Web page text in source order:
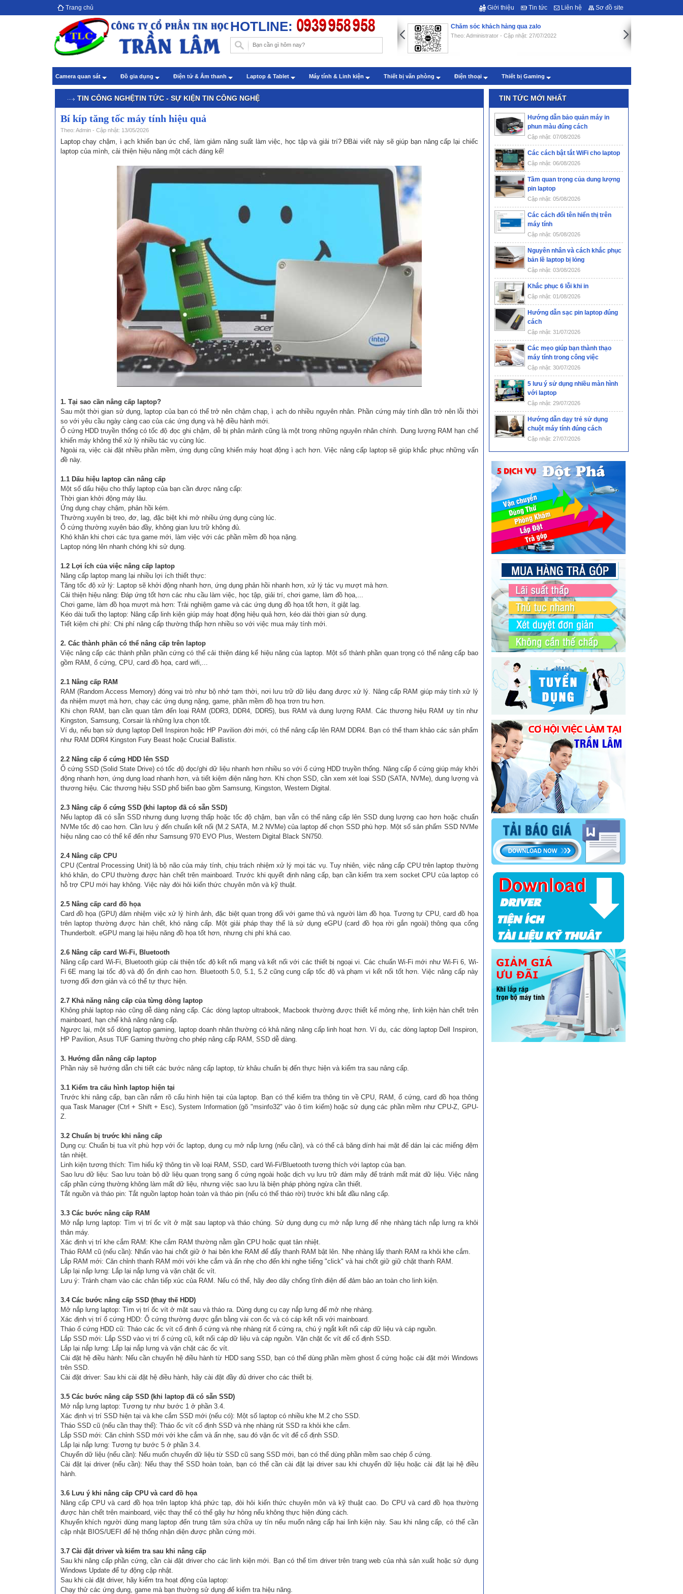
Trang chủ Giới thiệu Tin tức Liên hệ Sơ đồ site
HOTLINE:
Hướng dẫn chèn hình nền trong Word với những thao tác đơn
giản
Theo: Administrator - Cập nhật: 22/07/2019
Chăm sóc khách hàng qua zalo
Theo: Administrator - Cập nhật: 27/07/2022
Chăm sóc khách hàng qua zalo
Theo: Administrator - Cập nhật: 27/07/2022
Camera quan sát Đồ gia dụng Điện tử & Âm thanh Laptop & Tablet Máy tính & Linh kiện Thiết bị văn phòng Điện thoại Thiết bị Gaming
TIN CÔNG NGHỆTIN TỨC - SỰ KIỆN TIN CÔNG NGHỆ
Bí kíp tăng tốc máy tính hiệu quả
Theo: Admin - Cập nhật: 13/05/2026
Laptop chạy chậm, ì ạch khiến bạn ức chế, làm giảm năng suất làm việc, học tập và giải trí? ĐBài viết này sẽ giúp bạn nâng cấp lại chiếc
laptop của mình, cải thiện hiệu năng một cách đáng kể!
1. Tại sao cần nâng cấp laptop?
Sau một thời gian sử dụng, laptop của bạn có thể trở nên chậm chạp, ì ạch do nhiều nguyên nhân. Phần cứng máy tính dần trở nên lỗi thời
so với yêu cầu ngày càng cao của các ứng dụng và hệ điều hành mới.
Ổ cứng HDD truyền thống có tốc độ đọc ghi chậm, dễ bị phân mảnh cũng là một trong những nguyên nhân chính. Dung lượng RAM hạn chế
khiến máy không thể xử lý nhiều tác vụ cùng lúc.
Ngoài ra, việc cài đặt nhiều phần mềm, ứng dụng cũng khiến máy hoạt động ì ạch hơn. Việc nâng cấp laptop sẽ giúp khắc phục những vấn
đề này.
1.1 Dấu hiệu laptop cần nâng cấp
Một số dấu hiệu cho thấy laptop của bạn cần được nâng cấp:
Thời gian khởi động máy lâu.
Ứng dụng chạy chậm, phản hồi kém.
Thường xuyên bị treo, đơ, lag, đặc biệt khi mở nhiều ứng dụng cùng lúc.
Ổ cứng thường xuyên báo đầy, không gian lưu trữ không đủ.
Khó khăn khi chơi các tựa game mới, làm việc với các phần mềm đồ họa nặng.
Laptop nóng lên nhanh chóng khi sử dụng.
1.2 Lợi ích của việc nâng cấp laptop
Nâng cấp laptop mang lại nhiều lợi ích thiết thực:
Tăng tốc độ xử lý: Laptop sẽ khởi động nhanh hơn, ứng dụng phản hồi nhanh hơn, xử lý tác vụ mượt mà hơn.
Cải thiện hiệu năng: Đáp ứng tốt hơn các nhu cầu làm việc, học tập, giải trí, chơi game, làm đồ họa,...
Chơi game, làm đồ họa mượt mà hơn: Trải nghiệm game và các ứng dụng đồ họa tốt hơn, ít giật lag.
Kéo dài tuổi thọ laptop: Nâng cấp linh kiện giúp máy hoạt động hiệu quả hơn, kéo dài thời gian sử dụng.
Tiết kiệm chi phí: Chi phí nâng cấp thường thấp hơn nhiều so với việc mua máy tính mới.
2. Các thành phần có thể nâng cấp trên laptop
Việc nâng cấp các thành phần phần cứng có thể cải thiện đáng kể hiệu năng của laptop. Một số thành phần quan trọng có thể nâng cấp bao
gồm RAM, ổ cứng, CPU, card đồ họa, card wifi,...
2.1 Nâng cấp RAM
RAM (Random Access Memory) đóng vai trò như bộ nhớ tạm thời, nơi lưu trữ dữ liệu đang được xử lý. Nâng cấp RAM giúp máy tính xử lý
đa nhiệm mượt mà hơn, chạy các ứng dụng nặng, game, phần mềm đồ họa trơn tru hơn.
Khi chọn RAM, bạn cần quan tâm đến loại RAM (DDR3, DDR4, DDR5), bus RAM và dung lượng RAM. Các thương hiệu RAM uy tín như
Kingston, Samsung, Corsair là những lựa chọn tốt.
Ví dụ, nếu bạn sử dụng laptop Dell Inspiron hoặc HP Pavilion đời mới, có thể nâng cấp lên RAM DDR4. Bạn có thể tham khảo các sản phẩm
như RAM DDR4 Kingston Fury Beast hoặc Crucial Ballistix.
2.2 Nâng cấp ổ cứng HDD lên SSD
Ổ cứng SSD (Solid State Drive) có tốc độ đọc/ghi dữ liệu nhanh hơn nhiều so với ổ cứng HDD truyền thống. Nâng cấp ổ cứng giúp máy khởi
động nhanh hơn, ứng dụng load nhanh hơn, và tiết kiệm điện năng hơn. Khi chọn SSD, cần xem xét loại SSD (SATA, NVMe), dung lượng và
thương hiệu. Các thương hiệu SSD phổ biến bao gồm Samsung, Kingston, Western Digital.
2.3 Nâng cấp ổ cứng SSD (khi laptop đã có sẵn SSD)
Nếu laptop đã có sẵn SSD nhưng dung lượng thấp hoặc tốc độ chậm, bạn vẫn có thể nâng cấp lên SSD dung lượng cao hơn hoặc chuẩn
NVMe tốc độ cao hơn. Cần lưu ý đến chuẩn kết nối (M.2 SATA, M.2 NVMe) của laptop để chọn SSD phù hợp. Một số sản phẩm SSD NVMe
hiệu năng cao có thể kể đến như Samsung 970 EVO Plus, Western Digital Black SN750.
2.4 Nâng cấp CPU
CPU (Central Processing Unit) là bộ não của máy tính, chịu trách nhiệm xử lý mọi tác vụ. Tuy nhiên, việc nâng cấp CPU trên laptop thường
khó khăn, do CPU thường được hàn chết trên mainboard. Trước khi quyết định nâng cấp, bạn cần kiểm tra xem socket CPU của laptop có
hỗ trợ CPU mới hay không. Việc này đòi hỏi kiến thức chuyên môn và kỹ thuật.
2.5 Nâng cấp card đồ họa
Card đồ họa (GPU) đảm nhiệm việc xử lý hình ảnh, đặc biệt quan trọng đối với game thủ và người làm đồ họa. Tương tự CPU, card đồ họa
trên laptop thường được hàn chết, khó nâng cấp. Một giải pháp thay thế là sử dụng eGPU (card đồ họa rời gắn ngoài) thông qua cổng
Thunderbolt. eGPU mang lại hiệu năng đồ họa tốt hơn, nhưng chi phí khá cao.
2.6 Nâng cấp card Wi-Fi, Bluetooth
Nâng cấp card Wi-Fi, Bluetooth giúp cải thiện tốc độ kết nối mạng và kết nối với các thiết bị ngoại vi. Các chuẩn Wi-Fi mới như Wi-Fi 6, Wi-
Fi 6E mang lại tốc độ và độ ổn định cao hơn. Bluetooth 5.0, 5.1, 5.2 cũng cung cấp tốc độ và phạm vi kết nối tốt hơn. Việc nâng cấp này
tương đối đơn giản và có thể tự thực hiện.
2.7 Khả năng nâng cấp của từng dòng laptop
Không phải laptop nào cũng dễ dàng nâng cấp. Các dòng laptop ultrabook, Macbook thường được thiết kế mỏng nhẹ, linh kiện hàn chết trên
mainboard, hạn chế khả năng nâng cấp.
Ngược lại, một số dòng laptop gaming, laptop doanh nhân thường có khả năng nâng cấp linh hoạt hơn. Ví dụ, các dòng laptop Dell Inspiron,
HP Pavilion, Asus TUF Gaming thường cho phép nâng cấp RAM, SSD dễ dàng.
3. Hướng dẫn nâng cấp laptop
Phần này sẽ hướng dẫn chi tiết các bước nâng cấp laptop, từ khâu chuẩn bị đến thực hiện và kiểm tra sau nâng cấp.
3.1 Kiểm tra cấu hình laptop hiện tại
Trước khi nâng cấp, bạn cần nắm rõ cấu hình hiện tại của laptop. Bạn có thể kiểm tra thông tin về CPU, RAM, ổ cứng, card đồ họa thông
qua Task Manager (Ctrl + Shift + Esc), System Information (gõ "msinfo32" vào ô tìm kiếm) hoặc sử dụng các phần mềm như CPU-Z, GPU-
Z.
3.2 Chuẩn bị trước khi nâng cấp
Dụng cụ: Chuẩn bị tua vít phù hợp với ốc laptop, dụng cụ mở nắp lưng (nếu cần), và có thể cả băng dính hai mặt để dán lại các miếng đệm
tản nhiệt.
Linh kiện tương thích: Tìm hiểu kỹ thông tin về loại RAM, SSD, card Wi-Fi/Bluetooth tương thích với laptop của bạn.
Sao lưu dữ liệu: Sao lưu toàn bộ dữ liệu quan trọng sang ổ cứng ngoài hoặc dịch vụ lưu trữ đám mây để tránh mất mát dữ liệu. Việc nâng
cấp phần cứng thường không làm mất dữ liệu, nhưng việc sao lưu là biện pháp phòng ngừa cần thiết.
Tắt nguồn và tháo pin: Tắt nguồn laptop hoàn toàn và tháo pin (nếu có thể tháo rời) trước khi bắt đầu nâng cấp.
3.3 Các bước nâng cấp RAM
Mở nắp lưng laptop: Tìm vị trí ốc vít ở mặt sau laptop và tháo chúng. Sử dụng dụng cụ mở nắp lưng để nhẹ nhàng tách nắp lưng ra khỏi
thân máy.
Xác định vị trí khe cắm RAM: Khe cắm RAM thường nằm gần CPU hoặc quạt tản nhiệt.
Tháo RAM cũ (nếu cần): Nhấn vào hai chốt giữ ở hai bên khe RAM để đẩy thanh RAM bật lên. Nhẹ nhàng lấy thanh RAM ra khỏi khe cắm.
Lắp RAM mới: Căn chỉnh thanh RAM mới với khe cắm và ấn nhẹ cho đến khi nghe tiếng "click" và hai chốt giữ giữ chặt thanh RAM.
Lắp lại nắp lưng: Lắp lại nắp lưng và vặn chặt ốc vít.
Lưu ý: Tránh chạm vào các chân tiếp xúc của RAM. Nếu có thể, hãy đeo dây chống tĩnh điện để đảm bảo an toàn cho linh kiện.
3.4 Các bước nâng cấp SSD (thay thế HDD)
Mở nắp lưng laptop: Tìm vị trí ốc vít ở mặt sau và tháo ra. Dùng dụng cụ cạy nắp lưng để mở nhẹ nhàng.
Xác định vị trí ổ cứng HDD: Ổ cứng thường được gắn bằng vài con ốc và có cáp kết nối với mainboard.
Tháo ổ cứng HDD cũ: Tháo các ốc vít cố định ổ cứng và nhẹ nhàng rút ổ cứng ra, chú ý ngắt kết nối cáp dữ liệu và cáp nguồn.
Lắp SSD mới: Lắp SSD vào vị trí ổ cứng cũ, kết nối cáp dữ liệu và cáp nguồn. Vặn chặt ốc vít để cố định SSD.
Lắp lại nắp lưng: Lắp lại nắp lưng và vặn chặt các ốc vít.
Cài đặt hệ điều hành: Nếu cần chuyển hệ điều hành từ HDD sang SSD, bạn có thể dùng phần mềm ghost ổ cứng hoặc cài đặt mới Windows
trên SSD.
Cài đặt driver: Sau khi cài đặt hệ điều hành, hãy cài đặt đầy đủ driver cho các thiết bị.
3.5 Các bước nâng cấp SSD (khi laptop đã có sẵn SSD)
Mở nắp lưng laptop: Tương tự như bước 1 ở phần 3.4.
Xác định vị trí SSD hiện tại và khe cắm SSD mới (nếu có): Một số laptop có nhiều khe M.2 cho SSD.
Tháo SSD cũ (nếu cần thay thế): Tháo ốc vít cố định SSD và nhẹ nhàng rút SSD ra khỏi khe cắm.
Lắp SSD mới: Căn chỉnh SSD mới với khe cắm và ấn nhẹ, sau đó vặn ốc vít để cố định SSD.
Lắp lại nắp lưng: Tương tự bước 5 ở phần 3.4.
Chuyển dữ liệu (nếu cần): Nếu muốn chuyển dữ liệu từ SSD cũ sang SSD mới, bạn có thể dùng phần mềm sao chép ổ cứng.
Cài đặt lại driver (nếu cần): Nếu thay thế SSD hoàn toàn, bạn có thể cần cài đặt lại driver sau khi chuyển dữ liệu hoặc cài đặt lại hệ điều
hành.
3.6 Lưu ý khi nâng cấp CPU và card đồ họa
Nâng cấp CPU và card đồ họa trên laptop khá phức tạp, đòi hỏi kiến thức chuyên môn và kỹ thuật cao. Do CPU và card đồ họa thường
được hàn chết trên mainboard, việc thay thế có thể gây hư hỏng nếu không thực hiện đúng cách.
Khuyến khích người dùng mang laptop đến trung tâm sửa chữa uy tín nếu muốn nâng cấp hai linh kiện này. Sau khi nâng cấp, có thể cần
cập nhật BIOS/UEFI để hệ thống nhận diện được phần cứng mới.
3.7 Cài đặt driver và kiểm tra sau khi nâng cấp
Sau khi nâng cấp phần cứng, cần cài đặt driver cho các linh kiện mới. Bạn có thể tìm driver trên trang web của nhà sản xuất hoặc sử dụng
Windows Update để tự động cập nhật.
Sau khi cài đặt driver, hãy kiểm tra hoạt động của laptop:
Chạy thử các ứng dụng, game mà bạn thường sử dụng để kiểm tra hiệu năng.
TIN TỨC MỚI NHẤT
Hướng dẫn bảo quản máy in
phun màu đúng cách
Cập nhật: 07/08/2026
Các cách bật tắt WiFi cho laptop
Cập nhật: 06/08/2026
Tầm quan trọng của dung lượng
pin laptop
Cập nhật: 05/08/2026
Các cách đổi tên hiển thị trên
máy tính
Cập nhật: 05/08/2026
Nguyên nhân và cách khắc phục
bản lề laptop bị lỏng
Cập nhật: 03/08/2026
Khắc phục 6 lỗi khi in
Cập nhật: 01/08/2026
Hướng dẫn sạc pin laptop đúng
cách
Cập nhật: 31/07/2026
Các mẹo giúp bạn thành thạo
máy tính trong công việc
Cập nhật: 30/07/2026
5 lưu ý sử dụng nhiều màn hình
với laptop
Cập nhật: 29/07/2026
Hướng dẫn dạy trẻ sử dụng
chuột máy tính đúng cách
Cập nhật: 27/07/2026